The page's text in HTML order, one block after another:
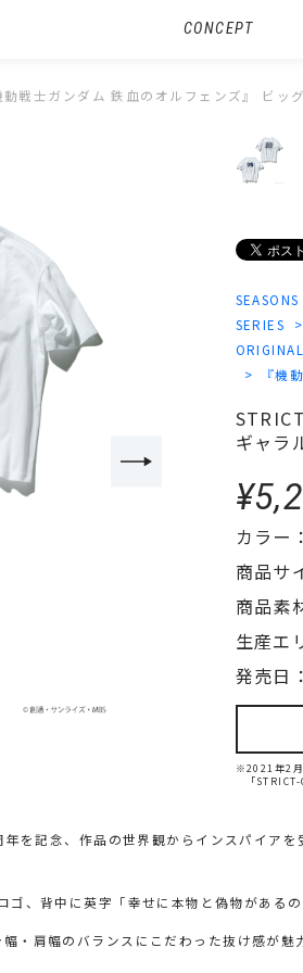
CONCEPT
動戦士ガンダム 鉄血のオルフェンズ』 ビッ
SEASONS
SERIES
『機
ギャラ
カラー
商品サ
商品素
生産エ
発売日
※2021年2月
「
を記念、作品の世界観からインスパイア
、背中に英字「幸せに本物と偽物があるの
・肩幅のバランスにこだわった抜け感が